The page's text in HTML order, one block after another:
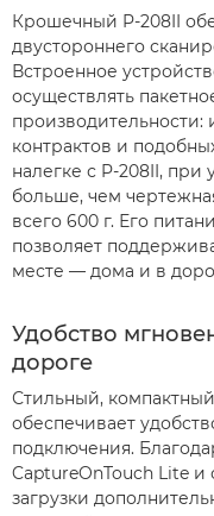
Крошечный P-208II
двустороннего
Встроенное
осуществлять
производительности:
контрактов и
налегке с P-208II, при
больше, чем
всего 600 г. Его
позволяет
месте — дома и в
Удобство
дороге
Стильный,
обеспечивает
подключения.
CaptureOnTouch Lite и
загрузки